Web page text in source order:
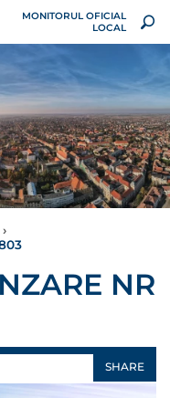
MONITORUL OFICIAL
LOCAL
›
NR
SHARE